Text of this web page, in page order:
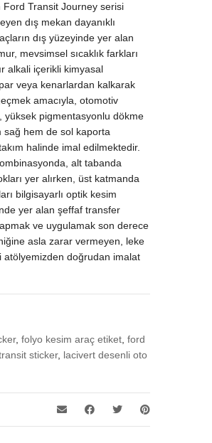
Ford Transit Journey serisi
dış mekan dayanıklı
dış yüzeyinde yer alan
mevsimsel sıcaklık farkları
alkali içerikli kimyasal
veya kenarlardan kalkarak
amacıyla, otomotiv
yüksek pigmentasyonlu dökme
sağ hem de sol kaporta
halinde imal edilmektedir.
alt tabanda
yer alırken, üst katmanda
bilgisayarlı optik kesim
yer alan şeffaf transfer
ve uygulamak son derece
asla zarar vermeyen, leke
atölyemizden doğrudan imalat
,folyo kesim araç etiket ,ford
transit sticker, lacivert desenli oto